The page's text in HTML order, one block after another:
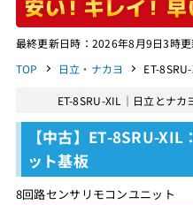
最終更新日時：2026年8月9日3時
TOP
日立・ナカヨ ET-8SRU-
ET-8SRU-XIL｜日立とナ
【中古】ET-8SRU-
ット基板
8回路センサリモコンユニット